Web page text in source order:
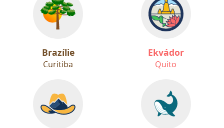
Brazílie
Curitiba
Ekvádor
Quito